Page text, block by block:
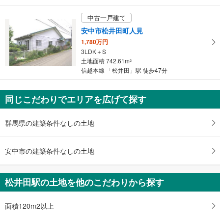
マ
イ
ペ
ー
ジ
保
存
す
る
中古一戸建て
安中市松井田町人見
1,780万円
3LDK＋S
土地面積 742.61m2
信越本線 「松井田」駅 徒歩47分
同じこだわりでエリアを広げて探す
群馬県の建築条件なしの土地
安中市の建築条件なしの土地
松井田駅の土地を他のこだわりから探す
面積120m2以上